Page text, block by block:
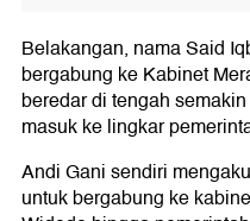
Belakangan, nama Said
bergabung ke Kabinet
beredar di tengah
masuk ke lingkar
Andi Gani sendiri
untuk bergabung ke